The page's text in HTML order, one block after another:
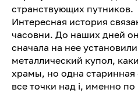
странствующих путников.
Интересная история
часовни. До наших дней
сначала на нее
металлический купол,
храмы, но одна старинная
все точки над i, именно по